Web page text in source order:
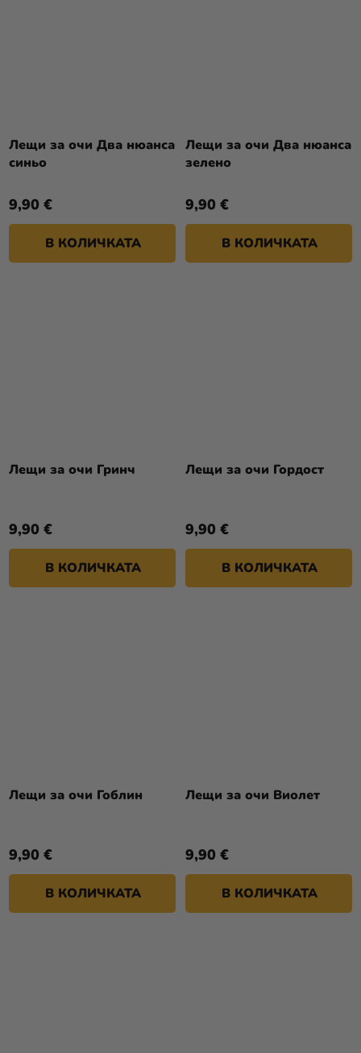
Лещи за очи Два нюанса
синьо
9,90 €
В КОЛИЧКАТА
Лещи за очи Два нюанса
зелено
9,90 €
В КОЛИЧКАТА
Лещи за очи Гринч
9,90 €
В КОЛИЧКАТА
Лещи за очи Гордост
9,90 €
В КОЛИЧКАТА
Лещи за очи Гоблин
9,90 €
В КОЛИЧКАТА
Лещи за очи Виолет
9,90 €
В КОЛИЧКАТА